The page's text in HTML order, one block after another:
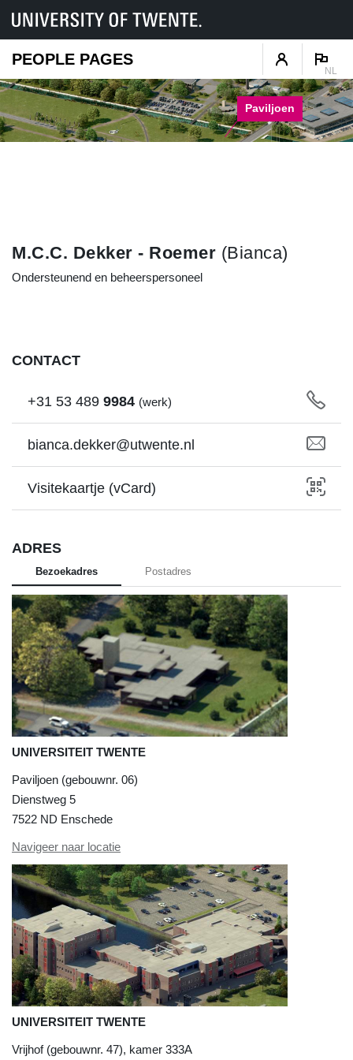
PEOPLE PAGES
NL
Paviljoen
M.C.C. Dekker - Roemer (Bianca)
Ondersteunend en beheerspersoneel
CONTACT
+31 53 489 9984 (werk)
bianca.dekker@utwente.nl
Visitekaartje (vCard)
ADRES
Bezoekadres Postadres
UNIVERSITEIT TWENTE
Paviljoen (gebouwnr. 06)
Dienstweg 5
7522 ND Enschede
Navigeer naar locatie
UNIVERSITEIT TWENTE
Vrijhof (gebouwnr. 47), kamer 333A